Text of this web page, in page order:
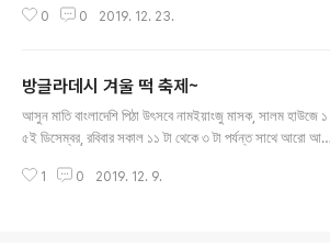
마련되어 있습니다. 성탄 선물도 빼놓을 수 없겠지요????
hà thờ 성공회 có tổ chức lễ đón giáng sinh ace n
ào có thời gian đến tham gia cho vui Nội dung : 1
1 giờ Bất Đầu Làm Lễ Tạ Ơn 12 giờ bất đầu ăn trư
0 0 2019. 12. 23.
방글라데시 겨울 떡 축제~
আসুন মাতি বাংলাদেশি পিঠা উৎসবে নামইয়াংজু মাসক, সালম হাউজে ১
৫ই ডিসেম্বর, রবিবার সকাল ১১ টা থেকে ৩ টা পর্যন্ত সাথে আরো আ
বাংলাদেশীদের মিলনমেলা । আপনারা সকলে আমন্ত্রিত 일시 : 2019
1 0 2019. 12. 9.